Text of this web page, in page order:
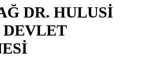
DR. HULUSİ